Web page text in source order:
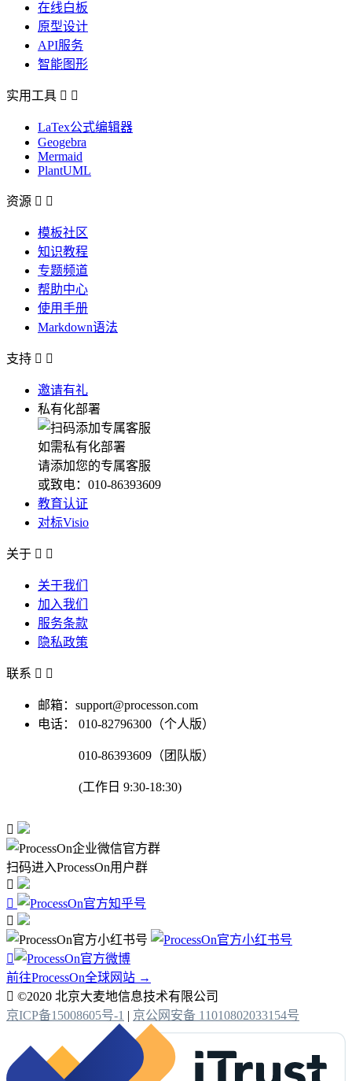
在线白板
原型设计
API服务
智能图形
实用工具  
LaTex公式编辑器
Geogebra
Mermaid
PlantUML
资源  
模板社区
知识教程
专题频道
帮助中心
使用手册
Markdown语法
支持  
邀请有礼
私有化部署
如需私有化部署
请添加您的专属客服
或致电：010-86393609
教育认证
对标Visio
关于  
关于我们
加入我们
服务条款
隐私政策
联系  
邮箱：support@processon.com
电话：
010-82796300（个人版）
010-86393609（团队版）
(工作日 9:30-18:30)

扫码进入ProcessOn用户群




前往ProcessOn全球网站 →
 ©2020 北京大麦地信息技术有限公司
京ICP备15008605号-1 | 京公网安备 11010802033154号